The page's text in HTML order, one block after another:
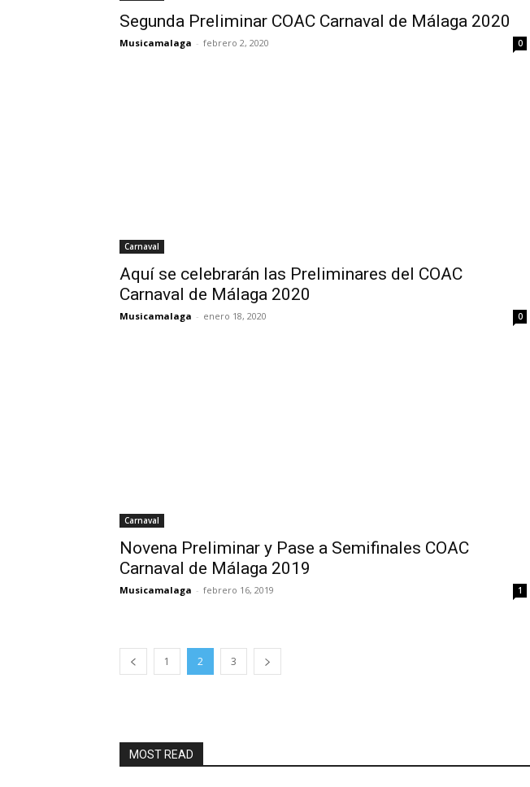
Segunda Preliminar COAC Carnaval de Málaga 2020
Musicamalaga - febrero 2, 2020 0
Carnaval
Aquí se celebrarán las Preliminares del COAC
Carnaval de Málaga 2020
Musicamalaga - enero 18, 2020 0
Carnaval
Novena Preliminar y Pase a Semifinales COAC
Carnaval de Málaga 2019
Musicamalaga - febrero 16, 2019 1
1 2 3
MOST READ